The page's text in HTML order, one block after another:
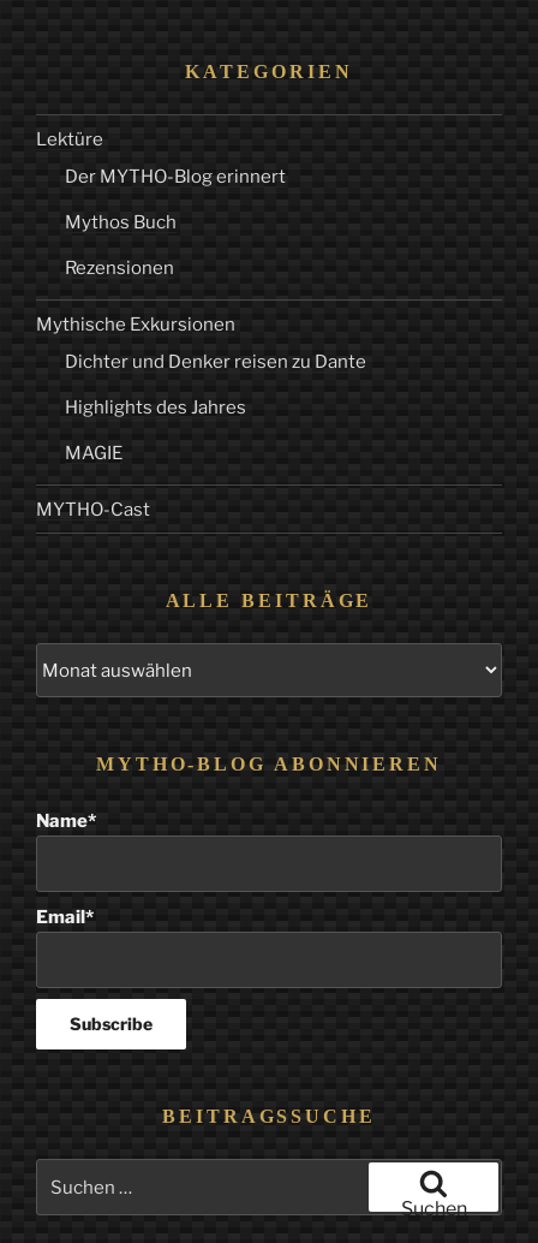
KATEGORIEN
Lektüre
Der MYTHO-Blog erinnert
Mythos Buch
Rezensionen
Mythische Exkursionen
Dichter und Denker reisen zu Dante
Highlights des Jahres
MAGIE
MYTHO-Cast
ALLE BEITRÄGE
MYTHO-BLOG ABONNIEREN
Name*
Email*
BEITRAGSSUCHE
nach:
Suchen